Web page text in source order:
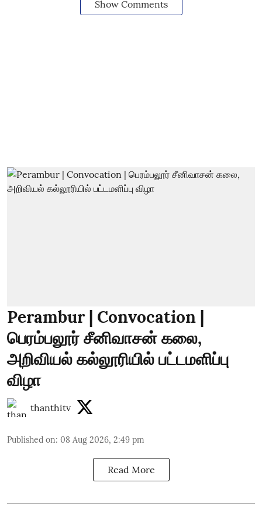
Show Comments
Perambur | Convocation |
பெரம்பலூர் சீனிவாசன் கலை,
அறிவியல் கல்லூரியில் பட்டமளிப்பு
விழா
thanthitv
Published on: 08 Aug 2026, 2:49 pm
Read More